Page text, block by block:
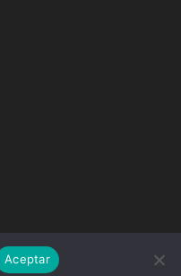
AutosAF
Aceptar